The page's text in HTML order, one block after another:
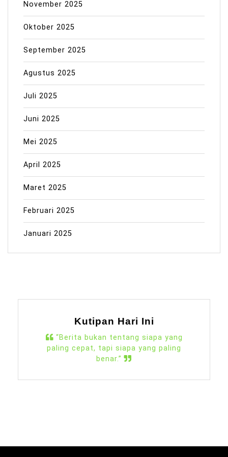
November 2025
Oktober 2025
September 2025
Agustus 2025
Juli 2025
Juni 2025
Mei 2025
April 2025
Maret 2025
Februari 2025
Januari 2025
Kutipan Hari Ini
“Berita bukan tentang siapa yang
paling cepat, tapi siapa yang paling
benar.”